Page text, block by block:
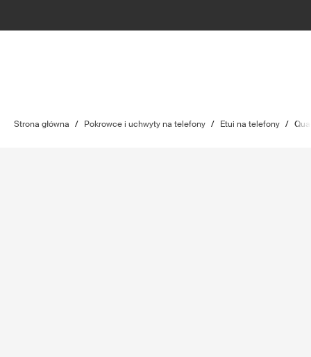
Strona główna / Pokrowce i uchwyty na telefony / Etui na telefony /